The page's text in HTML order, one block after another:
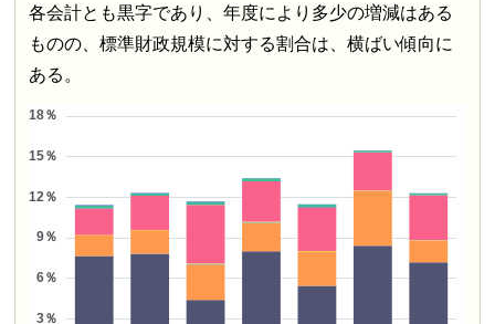
各会計とも黒字であり、年度により多少の増減はある
ものの、標準財政規模に対する割合は、横ばい傾向に
ある。